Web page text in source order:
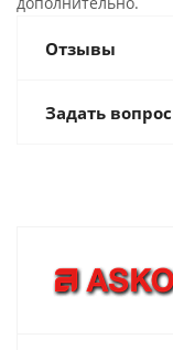
Отзывы
Задать вопрос